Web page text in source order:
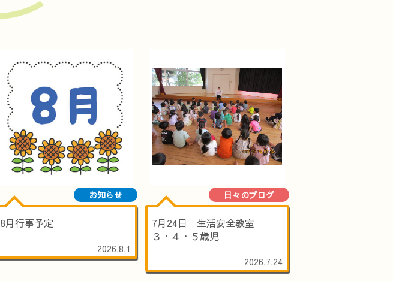
お知らせ
8月行事予定
2026.8.1
日々のブログ
7月24日 生活安全教室
３・４・５歳児
2026.7.24